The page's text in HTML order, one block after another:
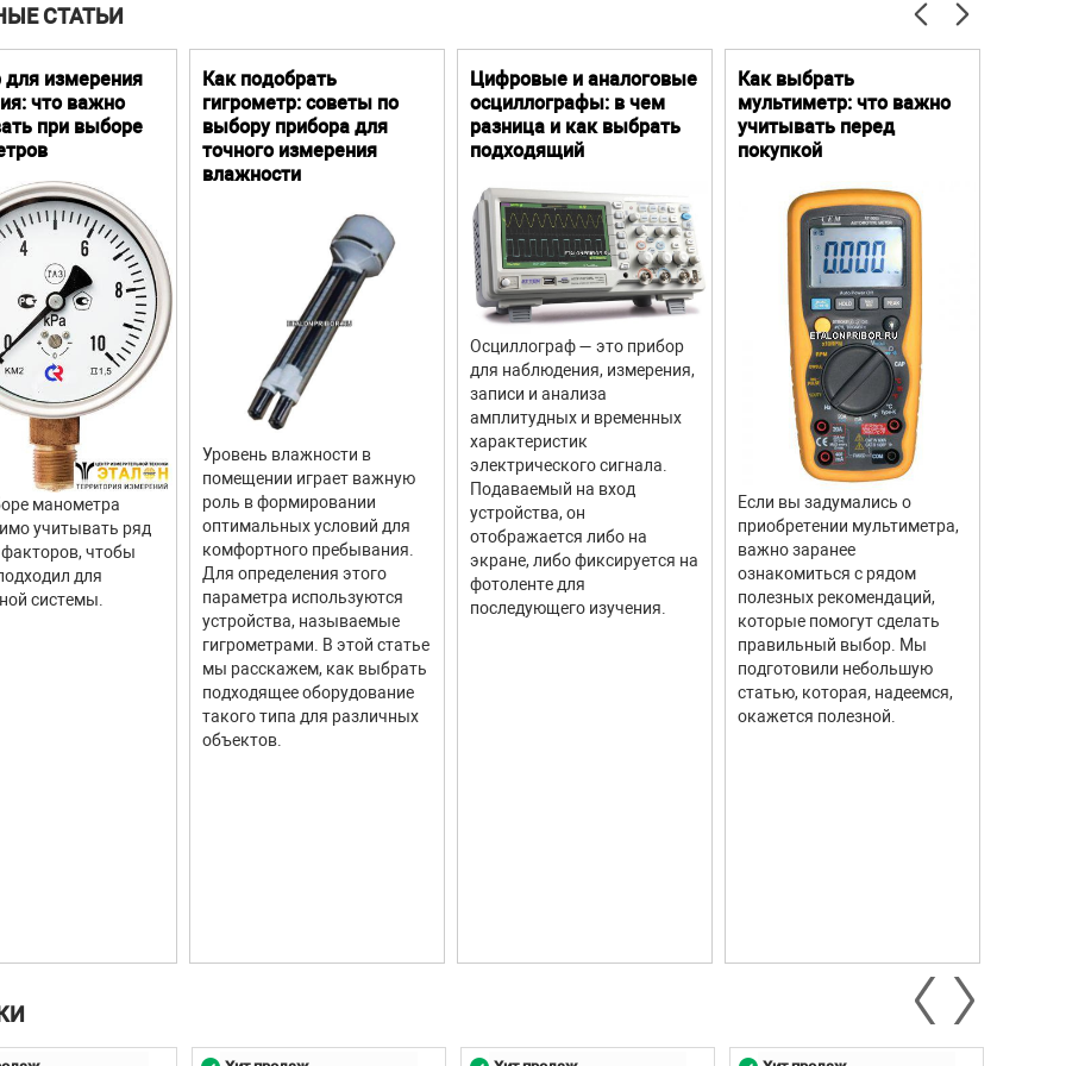
СТАТЬИ
для измерения
что важно
при выборе
манометра
учитывать ряд
чтобы
для
системы.
Как подобрать
гигрометр: советы по
выбору прибора для
точного измерения
влажности
Уровень влажности в
помещении играет важную
роль в формировании
оптимальных условий для
комфортного пребывания.
Для определения этого
параметра используются
устройства, называемые
гигрометрами. В этой статье
мы расскажем, как выбрать
подходящее оборудование
такого типа для различных
объектов.
Цифровые и аналоговые
осциллографы: в чем
разница и как выбрать
подходящий
Осциллограф — это прибор
для наблюдения, измерения,
записи и анализа
амплитудных и временных
характеристик
электрического сигнала.
Подаваемый на вход
устройства, он
отображается либо на
экране, либо фиксируется на
фотоленте для
последующего изучения.
Как выбрать
мультиметр: что важно
учитывать перед
покупкой
Если вы задумались о
приобретении мультиметра,
важно заранее
ознакомиться с рядом
полезных рекомендаций,
которые помогут сделать
правильный выбор. Мы
подготовили небольшую
статью, которая, надеемся,
окажется полезной.